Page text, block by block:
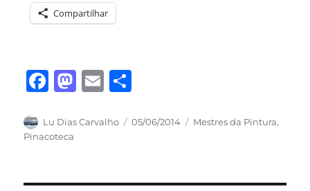
Compartilhar
F
c
e
M
st
E
ai a
Autor
Lu Dias Carvalho
Publicado
05/06/2014 Categorias
Mestres da Pintura,
Pinacoteca